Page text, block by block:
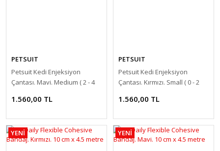
PETSUIT
Petsuit Kedi Enjeksiyon
Çantası. Mavi. Medium ( 2 - 4
1.560,00 TL
PETSUIT
Petsuit Kedi Enjeksiyon
Çantası. Kırmızı. Small ( 0 - 2
1.560,00 TL
YENİ YENİ